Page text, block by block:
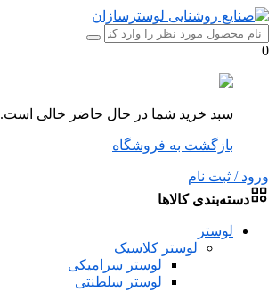
0
سبد خرید شما در حال حاضر خالی است.
بازگشت به فروشگاه
ورود / ثبت نام
دسته‌بندی کالاها
لوستر
لوستر کلاسیک
لوستر سرامیکی
لوستر سلطنتی